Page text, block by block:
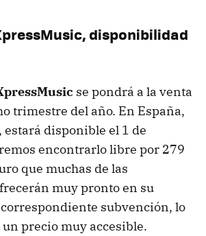
disponibilidad
se pondrá a la venta
trimestre del año. En España,
disponible el 1 de
encontrarlo libre por 279
que muchas de las
muy pronto en su
correspondiente subvención, lo
precio muy accesible.